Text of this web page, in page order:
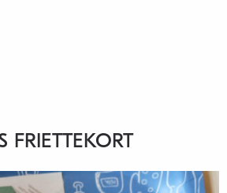
FRIETTEKORT